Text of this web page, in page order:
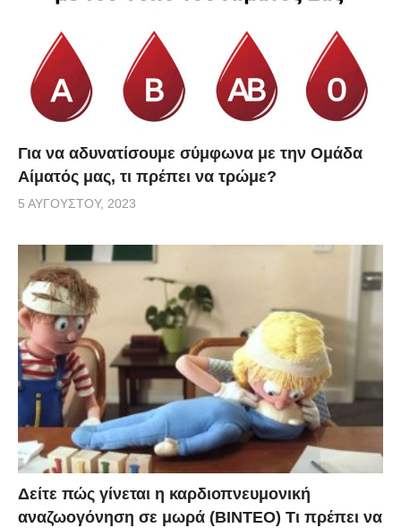
Για να αδυνατίσουμε σύμφωνα με την Ομάδα
Αίματός μας, τι πρέπει να τρώμε?
5 ΑΥΓΟΎΣΤΟΥ, 2023
Δείτε πώς γίνεται η καρδιοπνευμονική
αναζωογόνηση σε μωρά (ΒΙΝΤΕΟ) Τι πρέπει να